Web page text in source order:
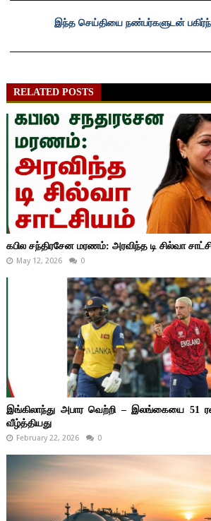
இந்த செய்தியை நண்பர்களுடன்
RELATED POSTS
கபில சந்திரசேன மரணம்: அரவிந்த டி சில்வா
May 12, 2026 0
இங்கிலாந்து அபார வெற்றி – இலங்கையை 51
வீழ்த்தியது
February 22, 2026 0